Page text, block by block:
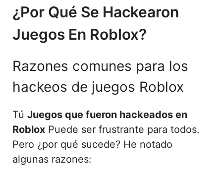
¿Por Qué Se Hackearon
Juegos En Roblox?
Razones comunes para los
hackeos de juegos Roblox
Tú Juegos que fueron hackeados en
Roblox Puede ser frustrante para todos.
Pero ¿por qué sucede? He notado
algunas razones: